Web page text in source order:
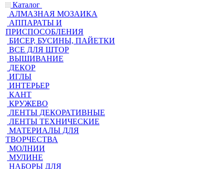
Каталог
АЛМАЗНАЯ МОЗАИКА
АППАРАТЫ И
ПРИСПОСОБЛЕНИЯ
БИСЕР, БУСИНЫ, ПАЙЕТКИ
ВСЕ ДЛЯ ШТОР
ВЫШИВАНИЕ
ДЕКОР
ИГЛЫ
ИНТЕРЬЕР
КАНТ
КРУЖЕВО
ЛЕНТЫ ДЕКОРАТИВНЫЕ
ЛЕНТЫ ТЕХНИЧЕСКИЕ
МАТЕРИАЛЫ ДЛЯ
ТВОРЧЕСТВА
МОЛНИИ
МУЛИНЕ
НАБОРЫ ДЛЯ